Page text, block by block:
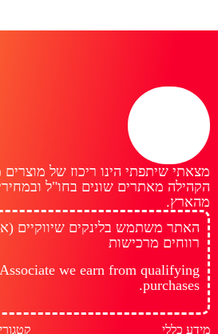
מצאתי שיתפתי הינו ריכוז של
הקהילה מאתרים שונים בחו"ל
מהארץ.
האתר משתמש בלינקים שיווקיים
רווחים מרכישות
we earn from qualifying
purchases.
מידע כללי